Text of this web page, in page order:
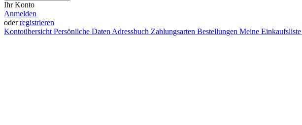
Ihr Konto
Anmelden
oderregistrieren
KontoübersichtPersönliche DatenAdressbuch Zahlungsarten Bestellungen Meine Einkaufsliste